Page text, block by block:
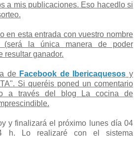
a mis publicaciones. Eso hacedlo si
en esta entrada con vuestro nombre
(será la única manera de poder
resultar ganador.
de Facebook de Ibericaquesos y
Si queréis poned un comentario
a través del blog La cocina de
y finalizará el próximo lunes día 04
h. Lo realizaré con el sistema